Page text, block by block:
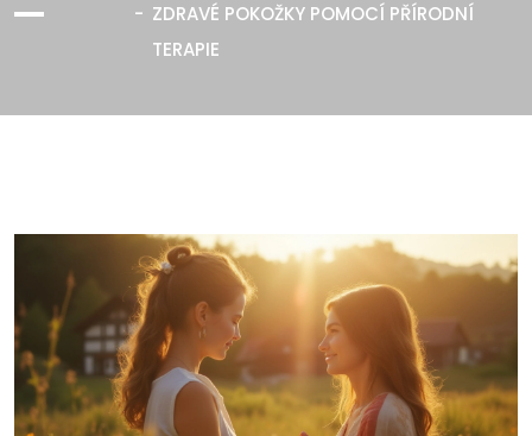
ZDRAVÉ POKOŽKY POMOCÍ PŘÍRODNÍ
TERAPIE